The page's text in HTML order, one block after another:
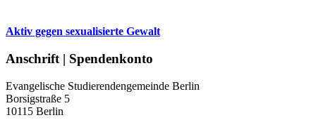
Aktiv gegen sexualisierte Gewalt
Anschrift | Spendenkonto
Evangelische Studierendengemeinde Berlin
Borsigstraße 5
10115 Berlin